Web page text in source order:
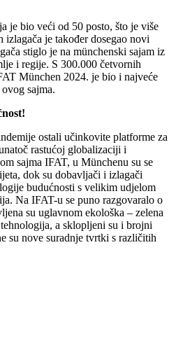
je bio veći od 50 posto, što je više
je također dosegao novi
stiglo je na münchenski sajam iz
i regije. S 300.000 četvornih
München 2024. je bio i najveće
sajma.
ostali učinkovite platforme za
rastućoj globalizaciji i
sajma IFAT, u Münchenu su se
dok su dobavljači i izlagači
budućnosti s velikim udjelom
Na IFAT-u se puno razgovaralo o
su uglavnom ekološka – zelena
a sklopljeni su i brojni
su nove suradnje tvrtki s različitih